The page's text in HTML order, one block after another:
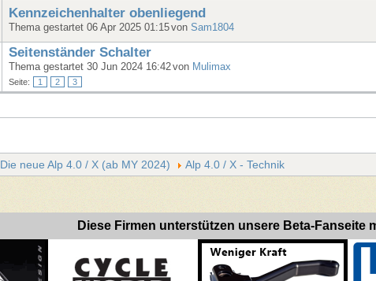
Kennzeichenhalter obenliegend
Thema gestartet 06 Apr 2025 01:15vonSam1804
Seitenständer Schalter
Thema gestartet 30 Jun 2024 16:42von Mulimax
Seite: 1 2 3
Die neue Alp 4.0 / X (ab MY 2024) Alp 4.0 / X - Technik
Diese Firmen unterstützen unsere Beta-Fanseite